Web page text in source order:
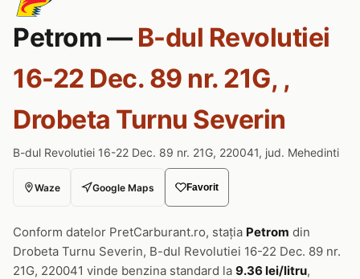
Petrom — B-dul Revolutiei
16-22 Dec. 89 nr. 21G, ,
Drobeta Turnu Severin
B-dul Revolutiei 16-22 Dec. 89 nr. 21G, 220041, jud. Mehedinti
Waze Google Maps Favorit
Conform datelor PretCarburant.ro, stația Petrom din
Drobeta Turnu Severin, B-dul Revolutiei 16-22 Dec. 89 nr.
21G, 220041 vinde benzina standard la 9.36 lei/litru,